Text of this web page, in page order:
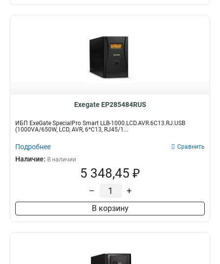
Exegate EP285484RUS
ИБП ExeGate SpecialPro Smart LLB-1000.LCD.AVR.6C13.RJ.USB
(1000VA/650W, LCD, AVR, 6*C13, RJ45/1...
Подробнее Сравнить
Наличие: В наличии
5 348,45 ₽
– +
В корзину